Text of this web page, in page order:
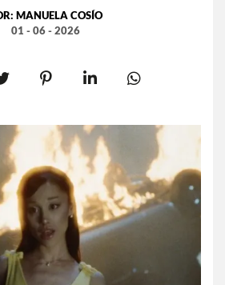
MANUELA COSÍO
01 - 06 - 2026